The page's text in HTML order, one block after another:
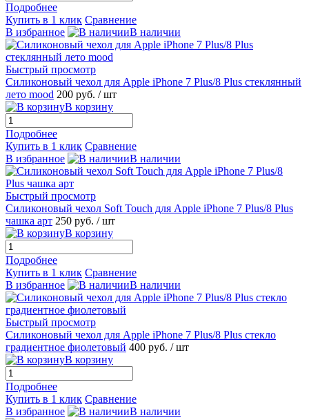
Подробнее
Купить в 1 клик Сравнение
В избранное
В наличии
Быстрый просмотр
Силиконовый чехол для Apple iPhone 7 Plus/8 Plus стеклянный
лето mood 200 руб. / шт
В корзину
Подробнее
Купить в 1 клик Сравнение
В избранное
В наличии
Быстрый просмотр
Силиконовый чехол Soft Touch для Apple iPhone 7 Plus/8 Plus
чашка арт 250 руб. / шт
В корзину
Подробнее
Купить в 1 клик Сравнение
В избранное
В наличии
Быстрый просмотр
Силиконовый чехол для Apple iPhone 7 Plus/8 Plus стекло
градиентное фиолетовый 400 руб. / шт
В корзину
Подробнее
Купить в 1 клик Сравнение
В избранное
В наличии